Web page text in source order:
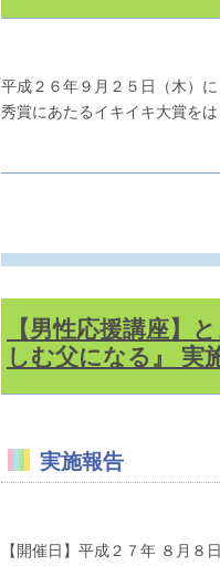
平成２６年９月２５日（木）
秀賞にあたるイキイキ大賞をは
【男性応援講座】
しむ父になる』 実
実施報告
【開催日】平成２７年 ８月